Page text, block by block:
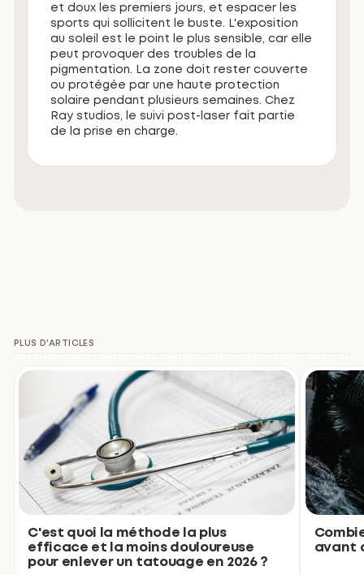
et doux les premiers jours, et espacer les
sports qui sollicitent le buste. L'exposition
au soleil est le point le plus sensible, car elle
peut provoquer des troubles de la
pigmentation. La zone doit rester couverte
ou protégée par une haute protection
solaire pendant plusieurs semaines. Chez
Ray studios, le suivi post-laser fait partie
de la prise en charge.
PLUS D'ARTICLES
C'est quoi la méthode la plus
efficace et la moins douloureuse
pour enlever un tatouage en 2026 ?
avant